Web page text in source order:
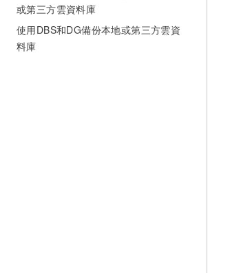
或第三方雲資料庫
使用DBS和DG備份本地或第三方雲資
料庫